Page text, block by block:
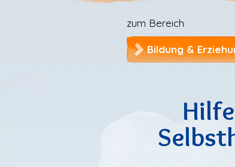
zum Bereich
Frühförderung &